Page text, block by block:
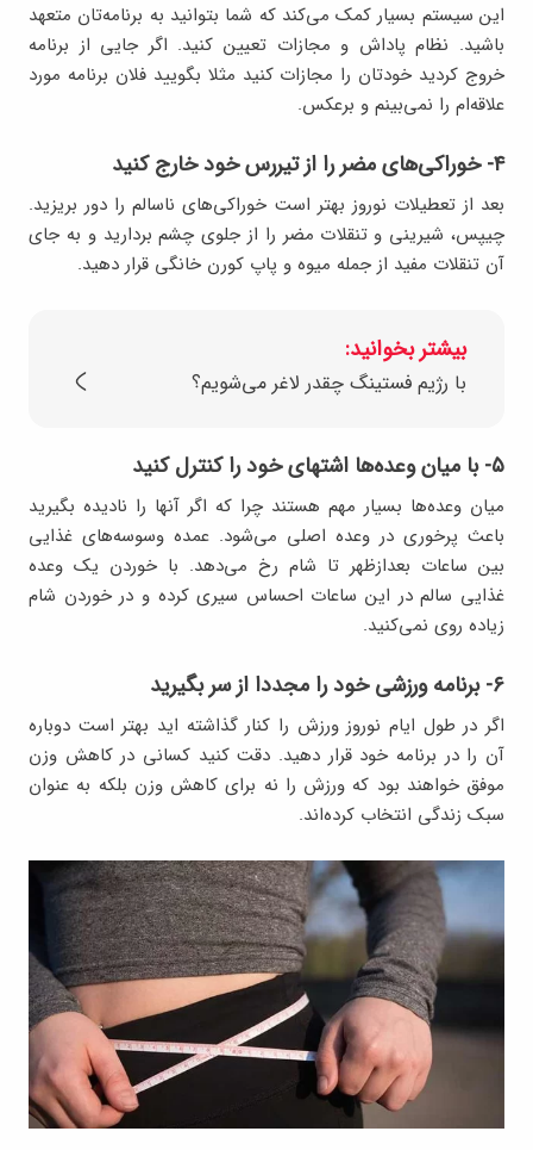
این سیستم بسیار کمک می‌کند که شما بتوانید به برنامه‌تان متعهد
باشید. نظام پاداش و مجازات تعیین کنید. اگر جایی از برنامه
خروج کردید خودتان را مجازات کنید مثلا بگویید فلان برنامه مورد
علاقه‌ام را نمی‌بینم و برعکس.
۴- خوراکی‌های مضر را از تیررس خود خارج کنید
بعد از تعطیلات نوروز بهتر است خوراکی‌های ناسالم را دور بریزید.
چیپس، شیرینی و تنقلات مضر را از جلوی چشم بردارید و به جای
آن تنقلات مفید از جمله میوه و پاپ کورن خانگی قرار دهید.
بیشتر بخوانید:
با رژیم فستینگ چقدر لاغر می‌شویم؟
۵- با میان وعده‌ها اشتهای خود را کنترل کنید
میان وعده‌ها بسیار مهم هستند چرا که اگر آنها را نادیده بگیرید
باعث پرخوری در وعده اصلی می‌شود. عمده وسوسه‌های غذایی
بین ساعات بعدازظهر تا شام رخ می‌دهد. با خوردن یک وعده
غذایی سالم در این ساعات احساس سیری کرده و در خوردن شام
زیاده روی نمی‌کنید.
۶- برنامه ورزشی خود را مجددا از سر بگیرید
اگر در طول ایام نوروز ورزش را کنار گذاشته اید بهتر است دوباره
آن را در برنامه خود قرار دهید. دقت کنید کسانی در کاهش وزن
موفق خواهند بود که ورزش را نه برای کاهش وزن بلکه به عنوان
سبک زندگی انتخاب کرده‌اند.